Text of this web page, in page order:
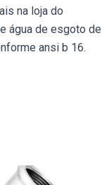
na loja do
água de esgoto de
ansi b 16.